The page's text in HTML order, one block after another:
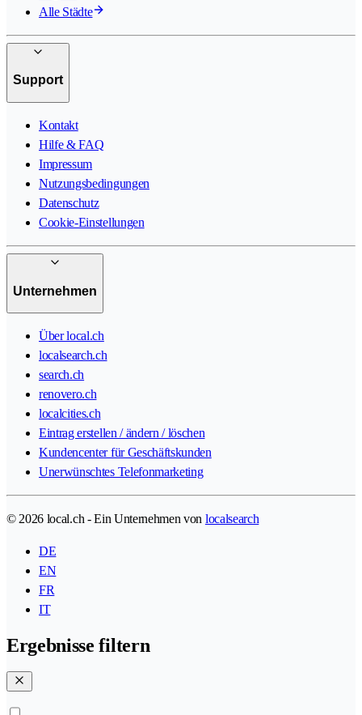
Alle Städte
Support
Kontakt
Hilfe & FAQ
Impressum
Nutzungsbedingungen
Datenschutz
Cookie-Einstellungen
Unternehmen
Über local.ch
localsearch.ch
search.ch
renovero.ch
localcities.ch
Eintrag erstellen / ändern / löschen
Kundencenter für Geschäftskunden
Unerwünschtes Telefonmarketing
© 2026 local.ch - Ein Unternehmen von localsearch
DE
EN
FR
IT
Ergebnisse filtern